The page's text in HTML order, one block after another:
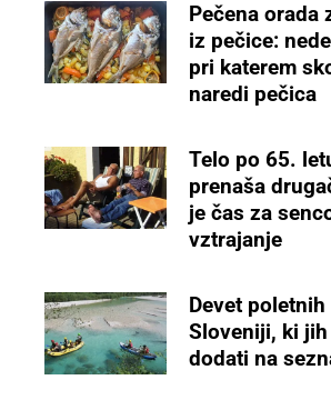
Pečena orada
iz pečice:
pri katerem
naredi pečica
Telo po 65.
prenaša
je čas za
vztrajanje
Devet
Sloveniji, ki
dodati na